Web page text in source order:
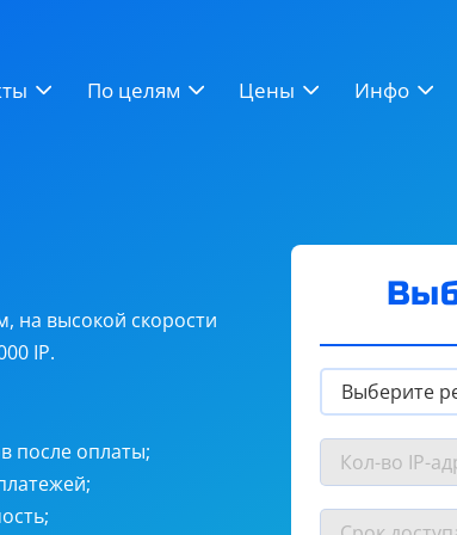
По целям Цены Инфо
от
на высокой скорости
IP.
после оплаты;